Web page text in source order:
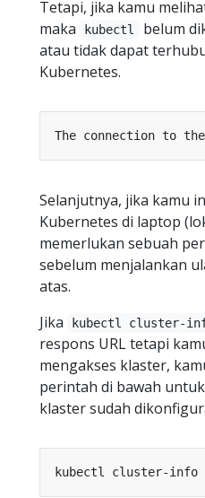
Tetapi, jika kamu
maka
kubectl
belum
atau tidak dapat
Kubernetes.
Selanjutnya, jika kamu
Kubernetes di laptop
memerlukan sebuah
sebelum menjalankan
atas.
Jika
kubectl cluster-
respons URL tetapi
mengakses klaster,
perintah di bawah
klaster sudah